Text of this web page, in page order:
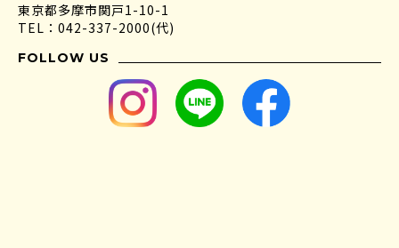
東京都多摩市関戸1-10-1
TEL：042-337-2000(代)
FOLLOW US